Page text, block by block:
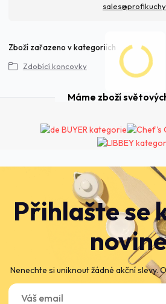
Zboží zařazeno v kategoriích
Zdobící koncovky
Přihlašte se
Nenechte si uniknout žádné akční slevy.
Máme zboží